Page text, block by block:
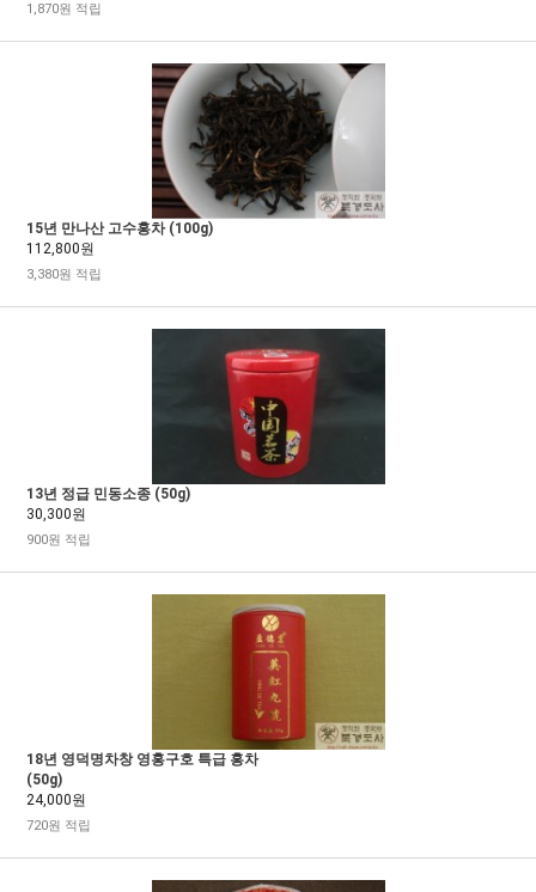
1,870원 적립
15년 만나산 고수홍차 (100g)
112,800원
3,380원 적립
13년 정급 민동소종 (50g)
30,300원
900원 적립
18년 영덕명차창 영홍구호 특급 홍차
(50g)
24,000원
720원 적립